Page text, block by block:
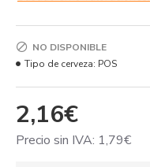
2,16€
Precio sin IVA: 1,79€
NO DISPONIBLE
Tipo de cerveza: POS